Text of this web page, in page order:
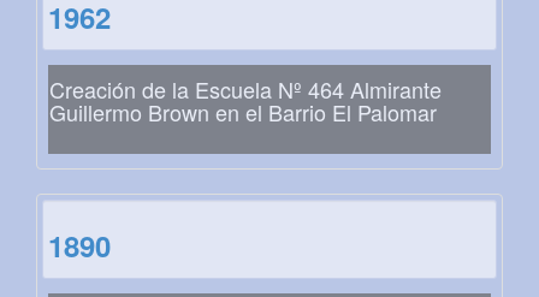
1962
Creación de la Escuela Nº 464 Almirante
Guillermo Brown en el Barrio El Palomar
1890